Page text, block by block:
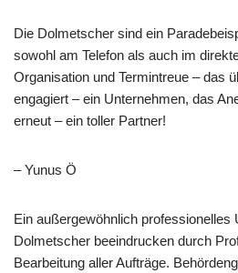
Die Dolmetscher sind ein
sowohl am Telefon als auch im
Organisation und Termintreue – das
engagiert – ein Unternehmen, das
erneut – ein toller Partner!
– Yunus Ö
Ein außergewöhnlich professionelles
Dolmetscher beeindrucken durch
Bearbeitung aller Aufträge.